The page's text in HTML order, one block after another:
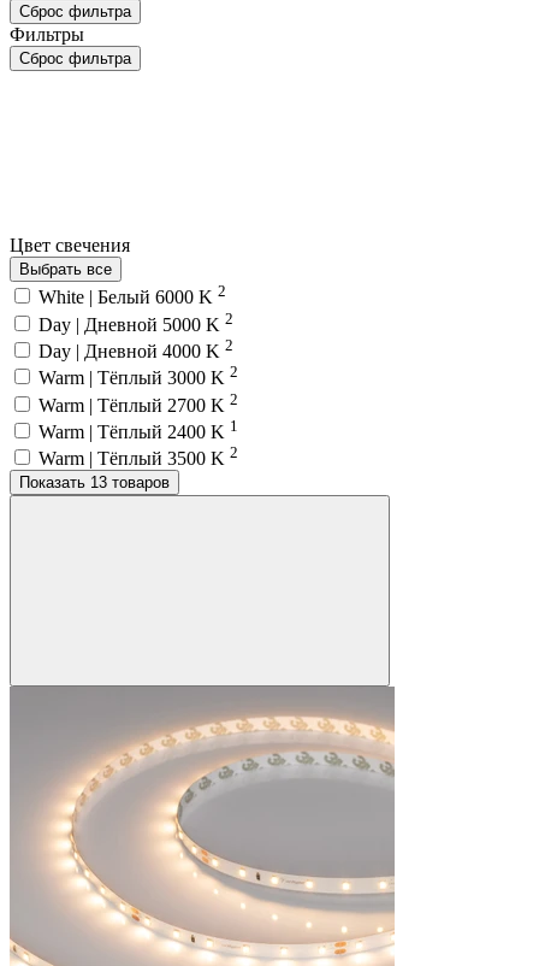
Сброс фильтра
Фильтры
Сброс фильтра
Цвет свечения
Выбрать все
White | Белый 6000 K 2
Day | Дневной 5000 K 2
Day | Дневной 4000 K 2
Warm | Тёплый 3000 K 2
Warm | Тёплый 2700 K 2
Warm | Тёплый 2400 K 1
Warm | Тёплый 3500 K 2
Показать 13 товаров